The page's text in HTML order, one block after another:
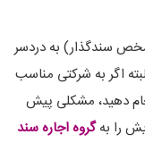
سندگذار) به دردسر
اگر به شرکتی مناسب
دهید، مشکلی پیش
را بهگروه اجاره سند